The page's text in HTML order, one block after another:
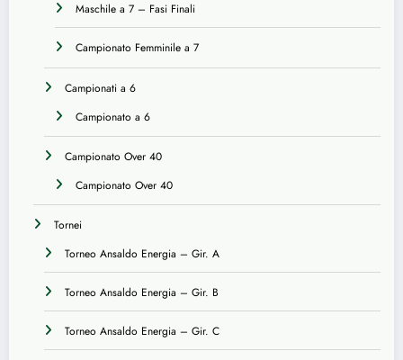
Maschile a 7 – Fasi Finali
Campionato Femminile a 7
Campionati a 6
Campionato a 6
Campionato Over 40
Campionato Over 40
Tornei
Torneo Ansaldo Energia – Gir. A
Torneo Ansaldo Energia – Gir. B
Torneo Ansaldo Energia – Gir. C